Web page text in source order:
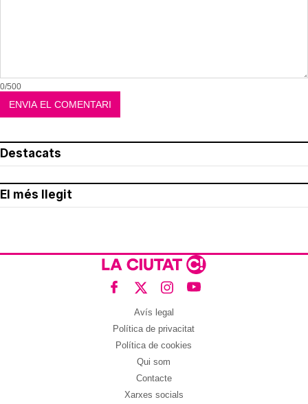
0/500
Destacats
El més llegit
Avís legal
Política de privacitat
Política de cookies
Qui som
Contacte
Xarxes socials